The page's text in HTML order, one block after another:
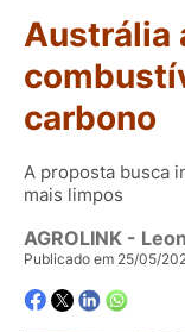
Austrália
carbono
A proposta busca
mais limpos
AGROLINK -
Publicado em 25/05/